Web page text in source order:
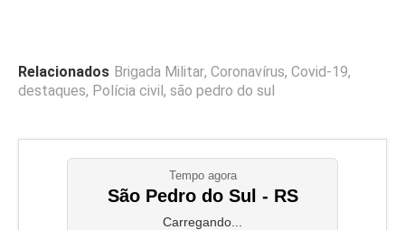
Relacionados Brigada Militar, Coronavírus, Covid-19,
destaques, Polícia civil, são pedro do sul
Tempo agora
São Pedro do Sul - RS
Carregando...